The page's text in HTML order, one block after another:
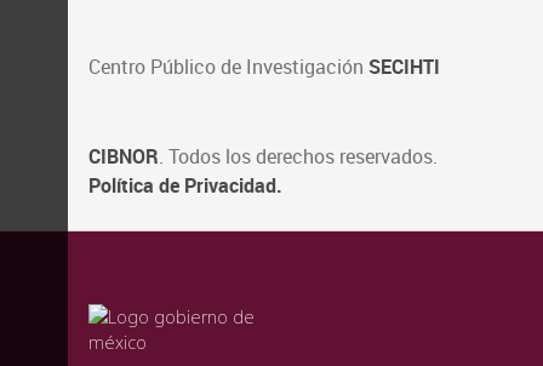
Centro Público de Investigación SECIHTI
CIBNOR. Todos los derechos reservados.
Política de Privacidad.